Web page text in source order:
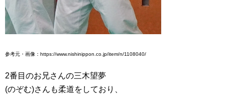
参考元・画像：https://www.nishinippon.co.jp/item/n/1108040/
2番目のお兄さんの三木望夢
(のぞむ)さんも柔道をしており、